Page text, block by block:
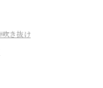
吹き抜け